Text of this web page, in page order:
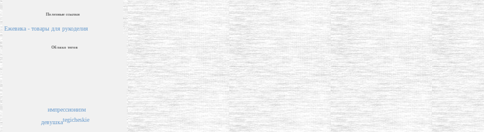
Полезные ссылки
Ежевика - товары для рукоделия
Облако тегов
tegicheskie
импрессионизм
девушка